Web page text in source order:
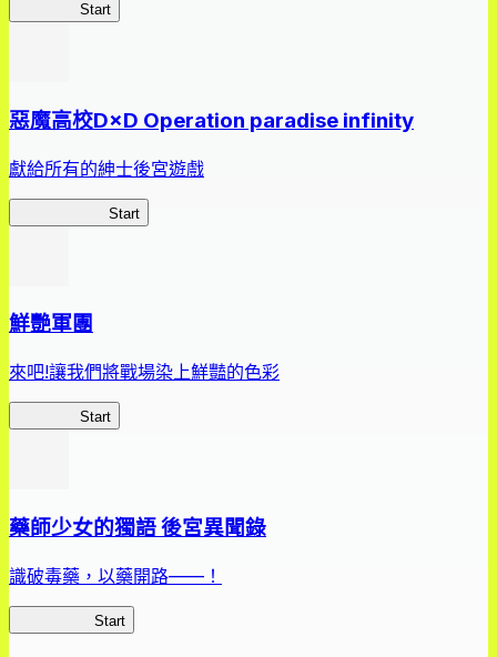
Start
惡魔高校D×D Operation paradise infinity
獻給所有的紳士後宮遊戲
Start
鮮艷軍團
來吧!讓我們將戰場染上鮮豔的色彩
Start
藥師少女的獨語 後宮異聞錄
識破毒藥，以藥開路——！
Start